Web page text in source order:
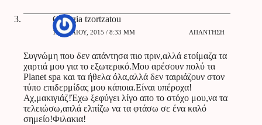
Georgia tzortzatou
13 ΙΟΥΛΊΟΥ, 2015 / 8:33 ΜΜ ΑΠΆΝΤΗΣΗ
Συγνώμη που δεν απάντησα πιο πριν,αλλά ετοίμαζα τα
χαρτιά μου για το εξωτερικό.Μου αρέσουν πολύ τα
Planet spa και τα ήθελα όλα,αλλά δεν ταιριάζουν στον
τύπο επιδερμίδας μου κάποια.Είναι υπέροχα!
Αχ,μακιγιάζ!Έχω ξεφύγει λίγο απο το στόχο μου,να τα
τελειώσω,απλά ελπίζω να τα φτάσω σε ένα καλό
σημείο!Φιλακια!